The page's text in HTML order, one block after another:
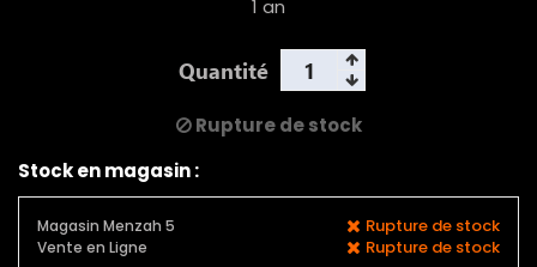
1 an
Quantité
Rupture de stock
Stock en magasin :
Magasin Menzah 5 Rupture de stock
Vente en Ligne Rupture de stock